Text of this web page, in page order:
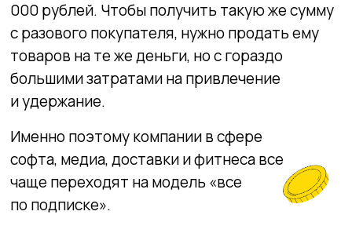
Формат подписки исходит из той же логики:
пользователь не покупает фильм, а получает
к нему доступ. Вместо владения
предлагается аренда. Однако в классическом
шеринге клиенты платят за факт
использования: поехали на каршеринге —
Поделиться статьей